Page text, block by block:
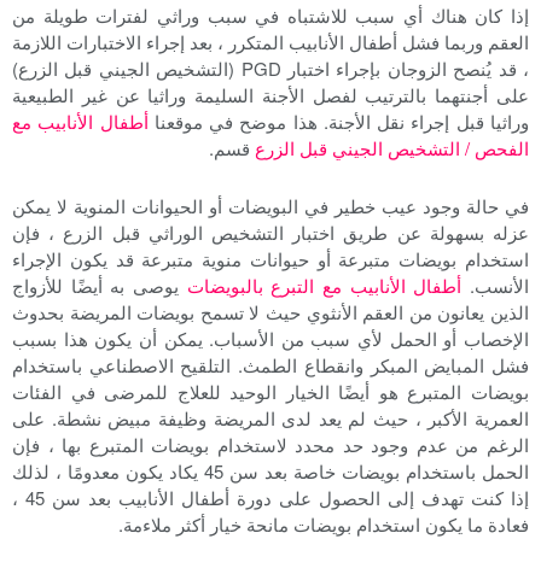
إذا كان هناك أي سبب للاشتباه في سبب وراثي لفترات طويلة من
العقم وربما فشل أطفال الأنابيب المتكرر ، بعد إجراء الاختبارات اللازمة
، قد يُنصح الزوجان بإجراء اختبار PGD (التشخيص الجيني قبل الزرع)
على أجنتهما بالترتيب لفصل الأجنة السليمة وراثيا عن غير الطبيعية
وراثيا قبل إجراء نقل الأجنة. هذا موضح في موقعناأطفال الأنابيب مع
الفحص / التشخيص الجيني قبل الزرع قسم.
في حالة وجود عيب خطير في البويضات أو الحيوانات المنوية لا يمكن
عزله بسهولة عن طريق اختبار التشخيص الوراثي قبل الزرع ، فإن
استخدام بويضات متبرعة أو حيوانات منوية متبرعة قد يكون الإجراء
الأنسب. أطفال الأنابيب مع التبرع بالبويضات يوصى به أيضًا للأزواج
الذين يعانون من العقم الأنثوي حيث لا تسمح بويضات المريضة بحدوث
الإخصاب أو الحمل لأي سبب من الأسباب. يمكن أن يكون هذا بسبب
فشل المبايض المبكر وانقطاع الطمث. التلقيح الاصطناعي باستخدام
بويضات المتبرع هو أيضًا الخيار الوحيد للعلاج للمرضى في الفئات
العمرية الأكبر ، حيث لم يعد لدى المريضة وظيفة مبيض نشطة. على
الرغم من عدم وجود حد محدد لاستخدام بويضات المتبرع بها ، فإن
الحمل باستخدام بويضات خاصة بعد سن 45 يكاد يكون معدومًا ، لذلك
إذا كنت تهدف إلى الحصول على دورة أطفال الأنابيب بعد سن 45 ،
فعادة ما يكون استخدام بويضات مانحة خيار أكثر ملاءمة.